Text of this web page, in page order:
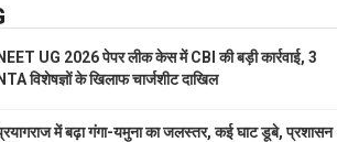
NEET UG 2026 पेपर लीक केस में CBI की बड़ी कार्रवाई, 3
NTA विशेषज्ञों के खिलाफ चार्जशीट दाखिल
में बढ़ा गंगा-यमुना का जलस्तर, कई घाट डूबे, प्रशासन